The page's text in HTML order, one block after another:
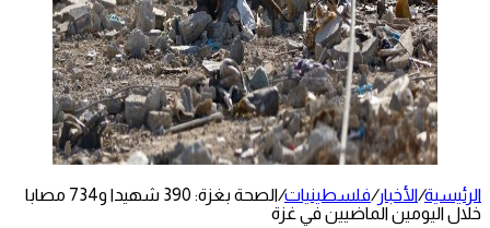
الرئيسية/الأخبار/فلسطينيات/
الصحة بغزة: 390 شهيدا و734 مصابا
خلال اليومين الماضيين في غزة